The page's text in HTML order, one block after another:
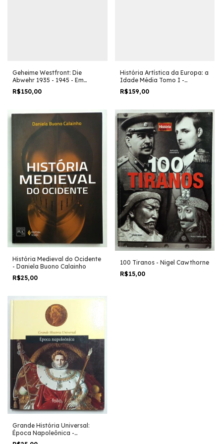
Geheime Westfront: Die
Abwehr 1935 - 1945 - Em
Alemão - Oscar Reile
R$150,00
História Artística da Europa: a
Idade Média Tomo I -
Georges Duby
R$159,00
História Medieval do Ocidente
- Daniela Buono Calainho
R$25,00
100 Tiranos - Nigel Cawthorne
R$15,00
Grande História Universal:
Época Napoleônica -
Elisabetta Bovo (coord.)